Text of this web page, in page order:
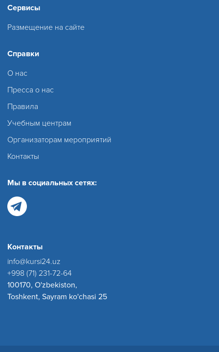
Сервисы
Размещение на сайте
Справки
О нас
Пресса о нас
Правила
Учебным центрам
Организаторам мероприятий
Контакты
Мы в социальных сетях:
Контакты
info@kursi24.uz
+998 (71) 231-72-64
100170, O'zbekiston,
Toshkent, Sayram ko'chasi 25